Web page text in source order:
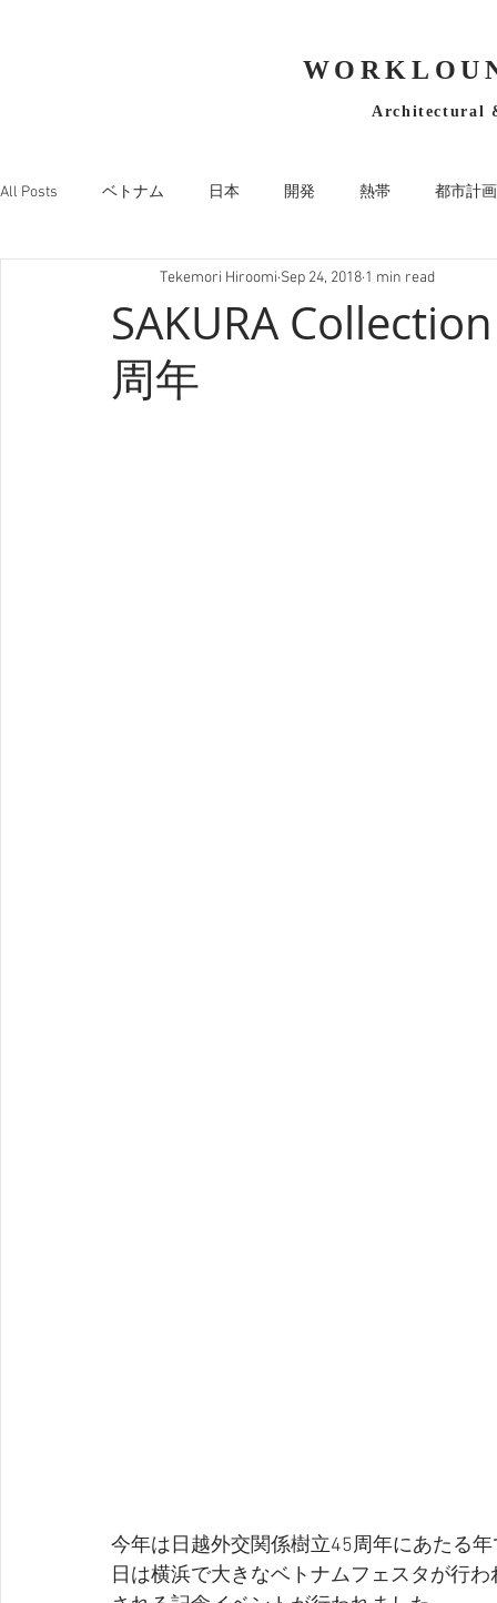
Architectural
All Posts ベトナム 日本 開発 熱帯 都市計画
SAKURA
周年
Tekemori Hiroomi Sep 24, 2018 1 min read
今年は日越外交関係樹立45周年にあたる
日は横浜で大きなベトナムフェスタが行